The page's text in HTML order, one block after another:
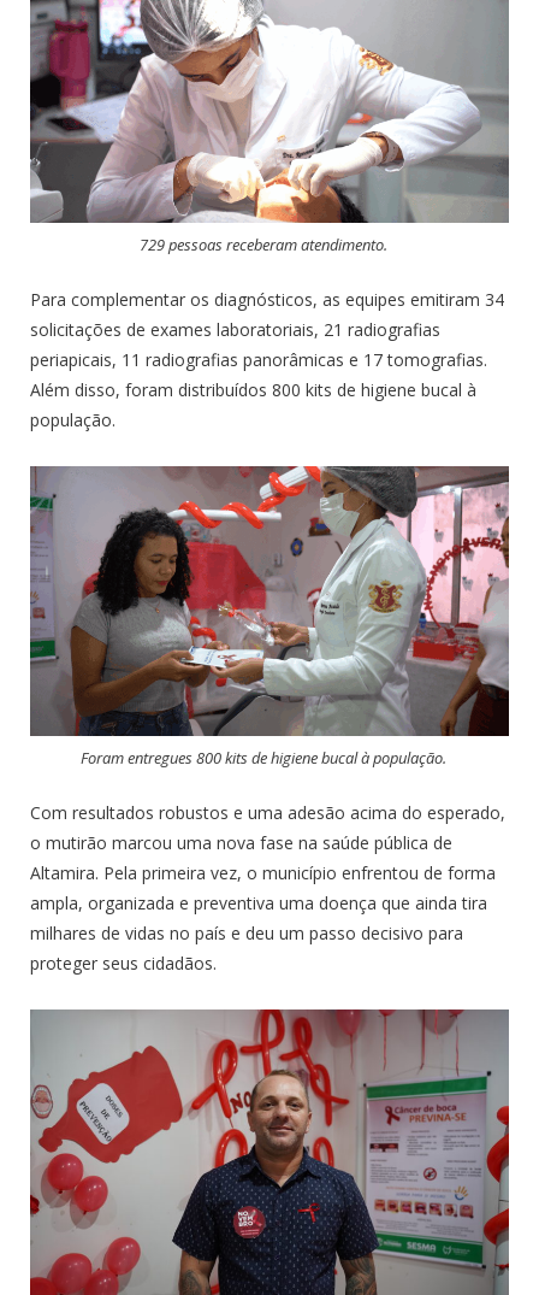
729 pessoas receberam atendimento.
Para complementar os diagnósticos, as equipes emitiram 34
solicitações de exames laboratoriais, 21 radiografias
periapicais, 11 radiografias panorâmicas e 17 tomografias.
Além disso, foram distribuídos 800 kits de higiene bucal à
população.
Foram entregues 800 kits de higiene bucal à população.
Com resultados robustos e uma adesão acima do esperado,
o mutirão marcou uma nova fase na saúde pública de
Altamira. Pela primeira vez, o município enfrentou de forma
ampla, organizada e preventiva uma doença que ainda tira
milhares de vidas no país e deu um passo decisivo para
proteger seus cidadãos.